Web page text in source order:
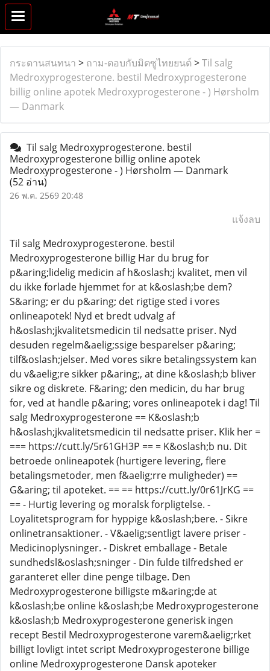
กระดานสนทนา > ถาม-ตอบกับมิตซูไทยยนต์ >Til salg
Medroxyprogesterone. bestil Medroxyprogesterone
billig online apotek Medroxyprogesterone - ) Hørsholm
— Danmark
Til salg Medroxyprogesterone. bestil
Medroxyprogesterone billig online apotek
Medroxyprogesterone - ) Hørsholm — Danmark
(52 อ่าน)
26 พ.ค. 2569 20:48
แจ้งลบ
Til salg Medroxyprogesterone. bestil
Medroxyprogesterone billig Har du brug for
p&aring;lidelig medicin af h&oslash;j kvalitet, men vil
du ikke forlade hjemmet for at k&oslash;be dem?
S&aring; er du p&aring; det rigtige sted i vores
onlineapotek! Nyd et bredt udvalg af
h&oslash;jkvalitetsmedicin til nedsatte priser. Nyd
desuden regelm&aelig;ssige besparelser p&aring;
tilf&oslash;jelser. Med vores sikre betalingssystem kan
du v&aelig;re sikker p&aring;, at dine k&oslash;b bliver
sikre og diskrete. F&aring; den medicin, du har brug
for, ved at handle p&aring; vores onlineapotek i dag! Til
salg Medroxyprogesterone == K&oslash;b
h&oslash;jkvalitetsmedicin til nedsatte priser. Klik her =
=== https://cutt.ly/5r61GH3P == = K&oslash;b nu. Dit
betroede onlineapotek (hurtigere levering, flere
betalingsmetoder, men f&aelig;rre muligheder) ==
G&aring; til apoteket. == == https://cutt.ly/0r61JrKG ==
== - Hurtig levering og moralsk forpligtelse. -
Loyalitetsprogram for hyppige k&oslash;bere. - Sikre
onlinetransaktioner. - V&aelig;sentligt lavere priser -
Medicinoplysninger. - Diskret emballage - Betale
sundhedsl&oslash;sninger - Din fulde tilfredshed er
garanteret eller dine penge tilbage. Den
Medroxyprogesterone billigste m&aring;de at
k&oslash;be online k&oslash;be Medroxyprogesterone
k&oslash;b Medroxyprogesterone generisk ingen
recept Bestil Medroxyprogesterone varem&aelig;rket
billigt lovligt intet script Medroxyprogesterone billige
online Medroxyprogesterone Dansk apoteker